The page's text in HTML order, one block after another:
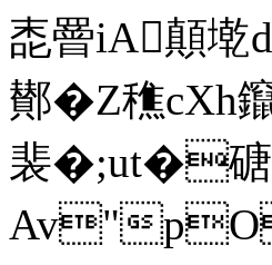
唜罾iA顛
鄼�Z穛cXh
裴�;ut�
Av"